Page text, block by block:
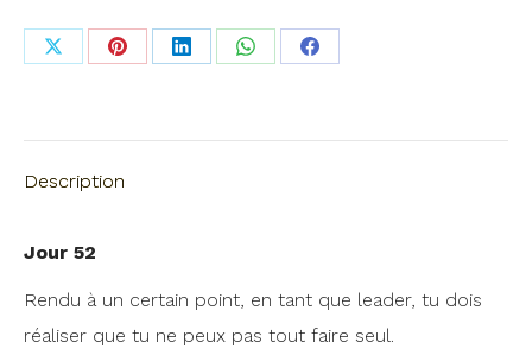
Leadership
Share
Share
Share
Share
Share
Description
Jour 52
Rendu à un certain point, en tant que leader, tu dois
réaliser que tu ne peux pas tout faire seul.